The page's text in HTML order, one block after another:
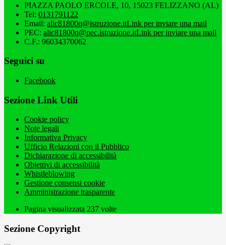
PIAZZA PAOLO ERCOLE, 10, 15023 FELIZZANO (AL)
Tel: 0131791122
Email: alic81800q@istruzione.itLink per inviare una mail
PEC: alic81800q@pec.istruzione.itLink per inviare una mail
C.F.: 96034370062
Seguici su
Facebook
Sezione Link Utili
Cookie policy
Note legali
Informativa Privacy
Ufficio Relazioni con il Pubblico
Dichiarazione di accessibilità
Obiettivi di accessibilità
Whistleblowing
Gestione consensi cookie
Amministrazione trasparente
Pagina visualizzata 237 volte
Sezione Copyright